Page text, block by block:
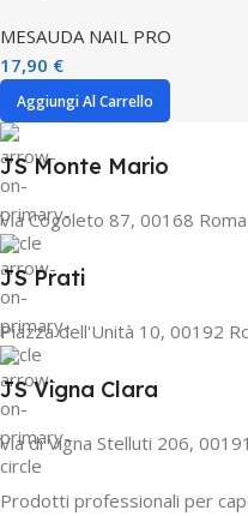
MESAUDA NAIL PRO
17,90 €
Aggiungi Al Carrello
JS Monte Mario
Via Cogoleto 87, 00168 Roma
JS Prati
Piazza dell'Unità 10, 00192
JS Vigna Clara
Via di Vigna Stelluti 206,
Prodotti professionali per